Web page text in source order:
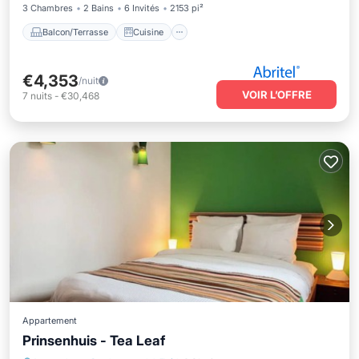
3 Chambres 2 Bains 6 Invités 2153 pi²
Balcon/Terrasse Cuisine
€4,353/nuit
7 nuits - €30,468 VOIR L’OFFRE
Appartement
Prinsenhuis - Tea Leaf
Climatisation